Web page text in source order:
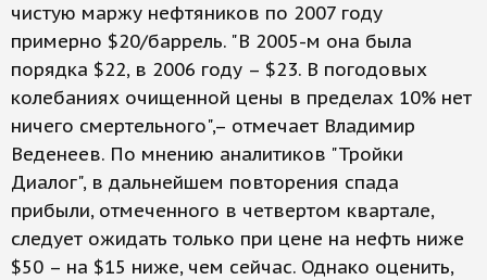
чистую маржу нефтяников по 2007 году
примерно $20/баррель. "В 2005-м она была
порядка $22, в 2006 году – $23. В погодовых
колебаниях очищенной цены в пределах 10% нет
ничего смертельного",– отмечает Владимир
Веденеев. По мнению аналитиков "Тройки
Диалог", в дальнейшем повторения спада
прибыли, отмеченного в четвертом квартале,
следует ожидать только при цене на нефть ниже
$50 – на $15 ниже, чем сейчас. Однако оценить,